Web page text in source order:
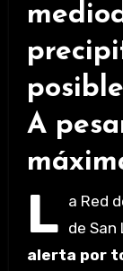
A
L a Red
de
alerta por